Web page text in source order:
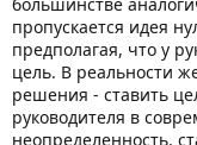
пропускается идея
предполагая, что у
цель. В реальности
решения - ставить
руководителя в
неопределенность,